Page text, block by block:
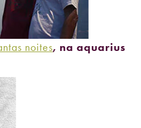
noites, na aquarius